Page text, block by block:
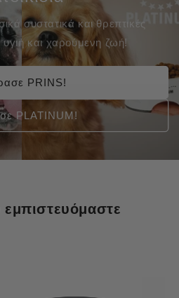
συστατικά και θρεπτικές
υγιή και χαρούμενη ζωή!
PRINS!
PLATINUM!
εμπιστευόμαστε